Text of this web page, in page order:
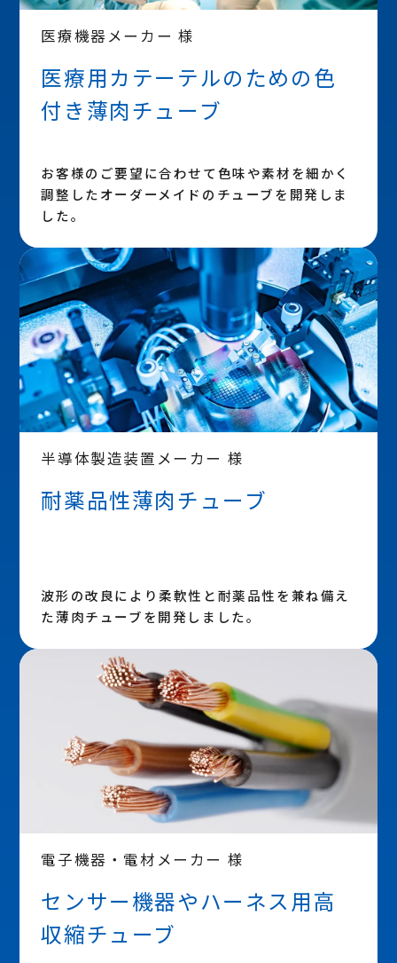
医療機器メーカー 様
医療用カテーテルのための色
付き薄肉チューブ
お客様のご要望に合わせて色味や素材を細かく
調整したオーダーメイドのチューブを開発しま
した。
半導体製造装置メーカー 様
耐薬品性薄肉チューブ
波形の改良により柔軟性と耐薬品性を兼ね備え
た薄肉チューブを開発しました。
電子機器・電材メーカー 様
センサー機器やハーネス用高
収縮チューブ